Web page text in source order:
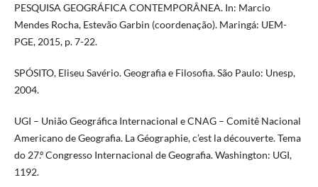
PESQUISA GEOGRÁFICA CONTEMPORÂNEA. In: Marcio
Mendes Rocha, Estevão Garbin (coordenação). Maringá: UEM-
PGE, 2015, p. 7-22.
SPÓSITO, Eliseu Savério. Geografia e Filosofia. São Paulo: Unesp,
2004.
UGI – União Geográfica Internacional e CNAG – Comitê Nacional
Americano de Geografia. La Géographie, c’est la découverte. Tema
do 27.º Congresso Internacional de Geografia. Washington: UGI,
1192.